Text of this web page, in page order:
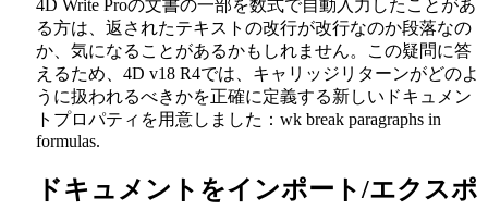
4D Write Proの文書の一部を数式で自動入力したことがあ
る方は、返されたテキストの改行が改行なのか段落なの
か、気になることがあるかもしれません。この疑問に答
えるため、4D v18 R4では、キャリッジリターンがどのよ
うに扱われるべきかを正確に定義する新しいドキュメン
トプロパティを用意しました： wk break paragraphs in
formulas.
ドキュメントをインポート/エクスポ